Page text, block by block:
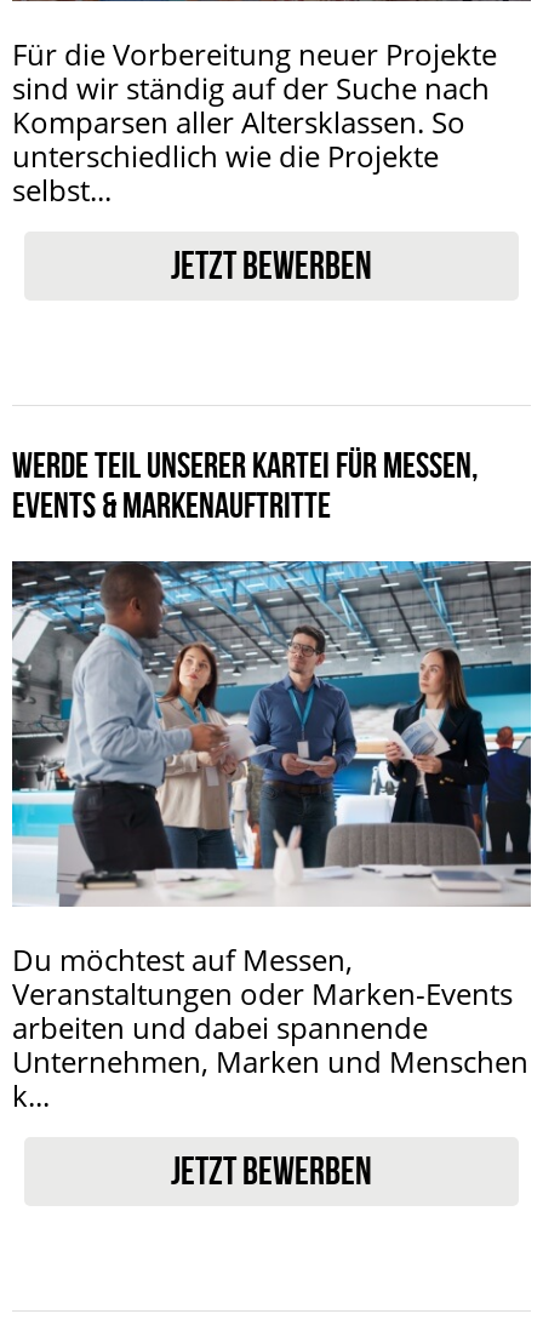
Für die Vorbereitung neuer Projekte
sind wir ständig auf der Suche nach
Komparsen aller Altersklassen. So
unterschiedlich wie die Projekte
selbst...
JETZT BEWERBEN
WERDE TEIL UNSERER KARTEI FÜR MESSEN,
EVENTS & MARKENAUFTRITTE
Du möchtest auf Messen,
Veranstaltungen oder Marken-Events
arbeiten und dabei spannende
Unternehmen, Marken und Menschen
k...
JETZT BEWERBEN